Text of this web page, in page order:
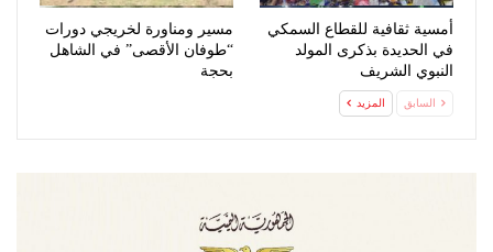
أمسية ثقافية للقطاع السمكي
في الحديدة بذكرى المولد
النبوي الشريف
مسير ومناورة لخريجي دورات
“طوفان الأقصى” في الشاهل
بحجة
السابق المزيد